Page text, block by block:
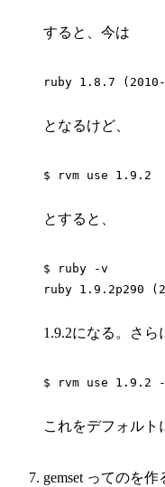
すると、今は
ruby 1.8.7
となるけど、
$ rvm use 1.9.2
とすると、
$ ruby -v
1.9.2になる。さら
$ rvm use 1.9.2
これをデフォルト
gemset ってのを作